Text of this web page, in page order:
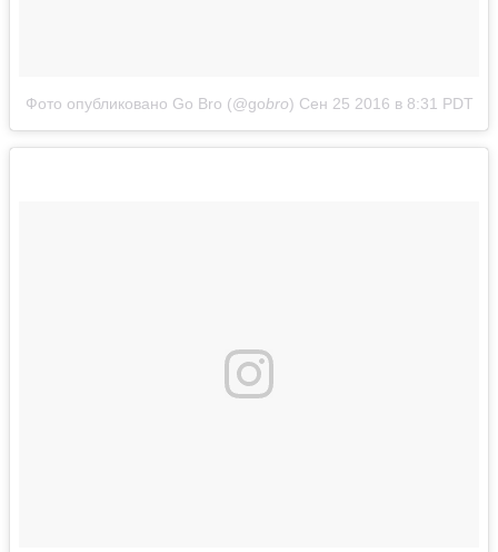
Фото опубликовано Go Bro (@gobro) Сен 25 2016 в 8:31 PDT